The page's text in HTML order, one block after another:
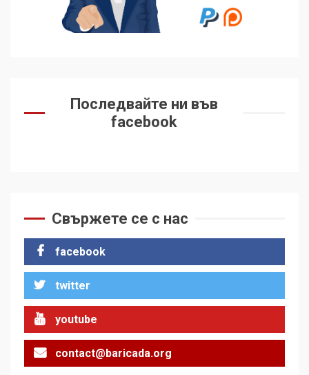
Последвайте ни във
facebook
Свържете се с нас
facebook
twitter
youtube
contact@baricada.org